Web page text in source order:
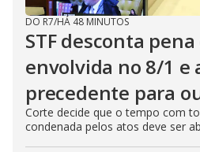
DO R7/HÁ 48 MINUTOS
STF desconta
envolvida no 8/1 e
precedente para
Corte decide que o tempo com
condenada pelos atos deve ser